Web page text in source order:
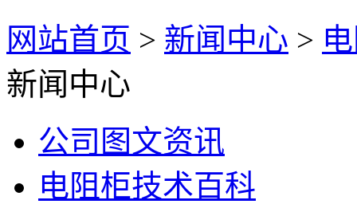
网站首页 > 新闻中心 >
新闻中心
公司图文资讯
电阻柜技术百科